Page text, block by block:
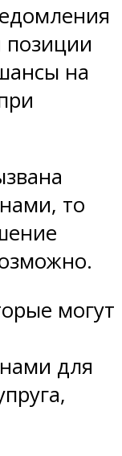
позиции
на
то
могут
для